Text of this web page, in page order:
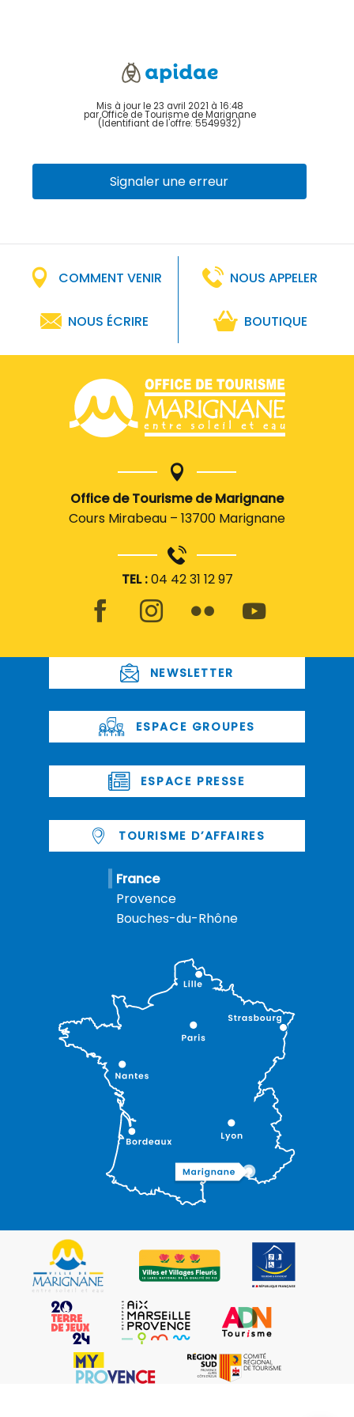
Mis à jour le 23 avril 2021 à 16:48
par Office de Tourisme de Marignane
(Identifiant de l'offre: 5549932)
Signaler une erreur
COMMENT VENIR NOUS APPELER
NOUS ÉCRIRE BOUTIQUE
Office de Tourisme de Marignane
Cours Mirabeau – 13700 Marignane
TEL :04 42 31 12 97
NEWSLETTER
ESPACE GROUPES
ESPACE PRESSE
TOURISME D’AFFAIRES
France
Provence
Bouches-du-Rhône